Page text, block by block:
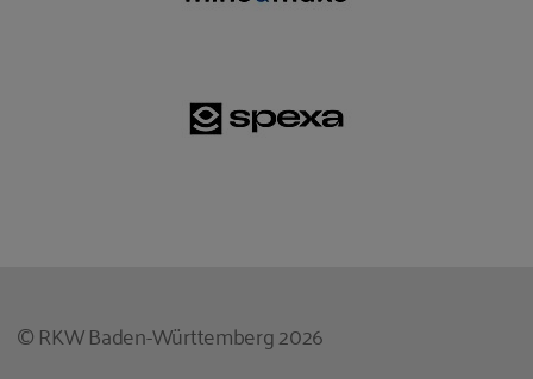
© RKW Baden-Württemberg 2026